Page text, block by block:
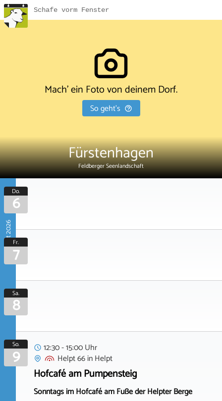
Schafe vorm Fenster
Mach' ein Foto von deinem Dorf.
So geht's
Fürstenhagen
Feldberger Seenlandschaft
August 2026
Do.
6
Fr.
7
Sa.
8
So.
9
12:30 - 15:00 Uhr
Helpt 66inHelpt
Hofcafé am Pumpensteig
Sonntags im Hofcafé am Fuße der Helpter Berge